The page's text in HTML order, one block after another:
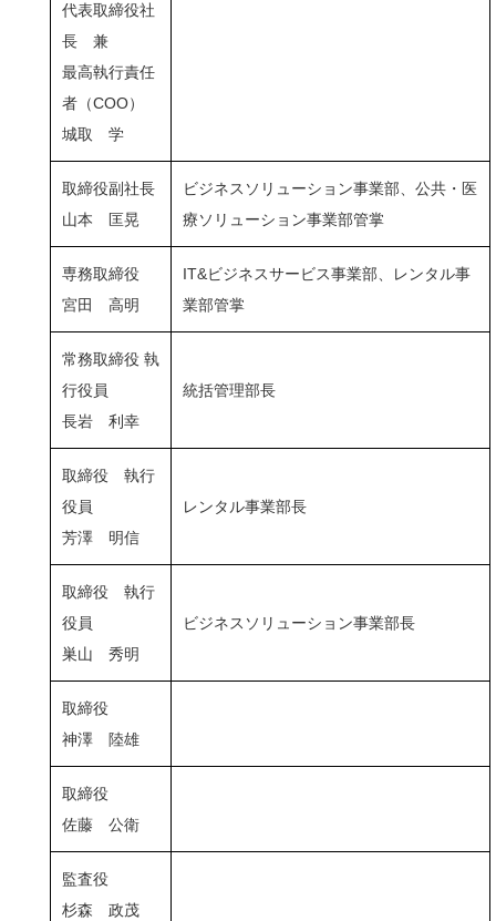
代表取締役社
長 兼
最高執行責任
者（COO）
城取 学
取締役副社長
山本 匡晃
ビジネスソリューション事業部、公共・医
療ソリューション事業部管掌
専務取締役
宮田 高明
IT&ビジネスサービス事業部、レンタル事
業部管掌
常務取締役 執
行役員
長岩 利幸
統括管理部長
取締役 執行
役員
芳澤 明信
レンタル事業部長
取締役 執行
役員
巣山 秀明
ビジネスソリューション事業部長
取締役
神澤 陸雄
取締役
佐藤 公衛
監査役
杉森 政茂